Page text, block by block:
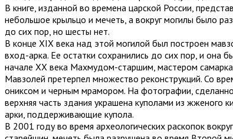
В книге, изданной во времена царской России,
небольшое крыльцо и мечеть, а вокруг могилы было
до сих пор, но шесты нет.
В конце XIX века над этой могилой был построен
вход-арка. Ее остатки сохранились до сих пор, и
начале XX века Махмудом-старшим, мастером
Мавзолей претерпел множество реконструкций. Со
ониксом и черным мрамором. На фотографии,
верхняя часть здания украшена куполами из жженого
арки, поддерживающие купола.
В 2001 году во время археологических раскопок